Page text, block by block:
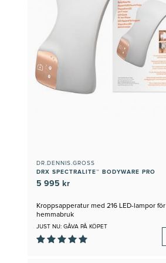
DR.DENNIS.GROSS
DRX SPECTRALITE™ BODYWARE PRO
5 995 kr
Kroppsapperatur med 216 LED-lampor för
hemmabruk
JUST NU: GÅVA PÅ KÖPET